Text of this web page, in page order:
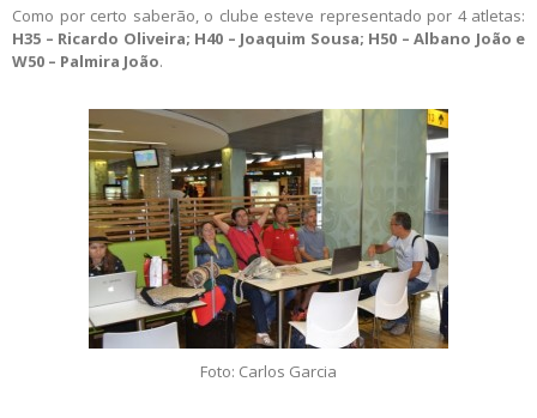
Como por certo saberão, o clube esteve representado por 4 atletas:
H35 – Ricardo Oliveira; H40 – Joaquim Sousa; H50 – Albano João e
W50 – Palmira João.
Foto: Carlos Garcia